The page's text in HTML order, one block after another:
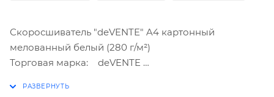
Скоросшиватель "deVENTE" A4 картонный
мелованный белый (280 г/м²)
Торговая марка: deVENTE